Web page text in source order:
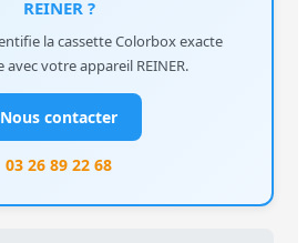
REINER ?
la cassette Colorbox exacte
votre appareil REINER.
Nous contacter
03 26 89 22 68